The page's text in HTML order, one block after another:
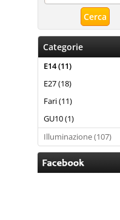
Categorie
E14 (11)
E27 (18)
Fari (11)
GU10 (1)
Illuminazione (107)